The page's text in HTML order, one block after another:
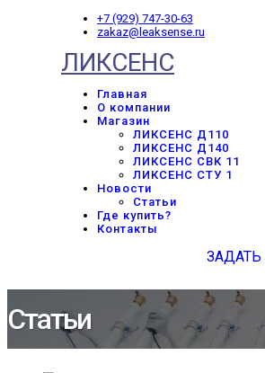
+7 (929) 747-30-63
zakaz@leaksense.ru
ЛИКСЕНС
Главная
О компании
Магазин
ЛИКСЕНС Д110
ЛИКСЕНС Д140
ЛИКСЕНС СВК 11
ЛИКСЕНС СТУ 1
Новости
Статьи
Где купить?
Контакты
Статьи